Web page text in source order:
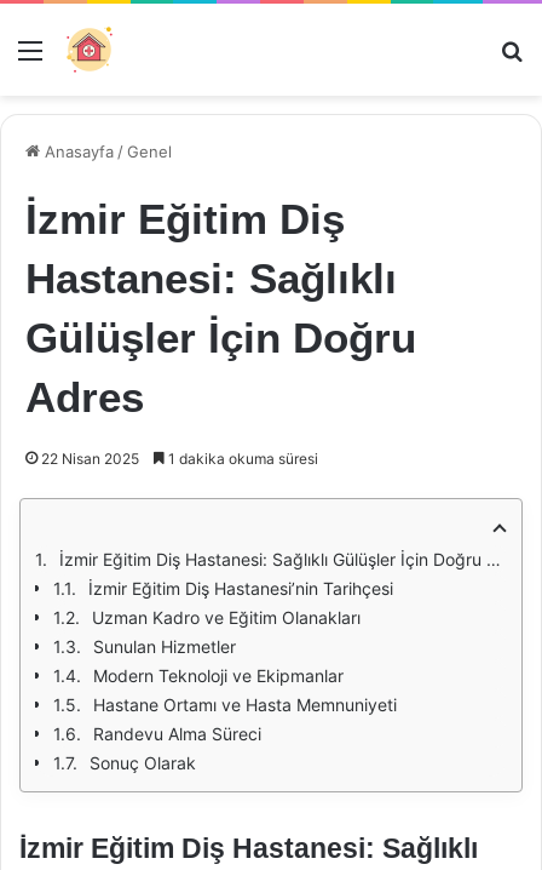
Menü
Anasayfa /Genel
İzmir Eğitim Diş
Hastanesi: Sağlıklı
Gülüşler İçin Doğru
Adres
22 Nisan 2025 1 dakika okuma süresi
İzmir Eğitim Diş Hastanesi: Sağlıklı Gülüşler İçin Doğru Adres
İzmir Eğitim Diş Hastanesi’nin Tarihçesi
Uzman Kadro ve Eğitim Olanakları
Sunulan Hizmetler
Modern Teknoloji ve Ekipmanlar
Hastane Ortamı ve Hasta Memnuniyeti
Randevu Alma Süreci
Sonuç Olarak
İzmir Eğitim Diş Hastanesi: Sağlıklı